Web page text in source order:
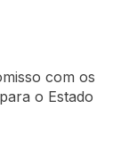
com os
o Estado